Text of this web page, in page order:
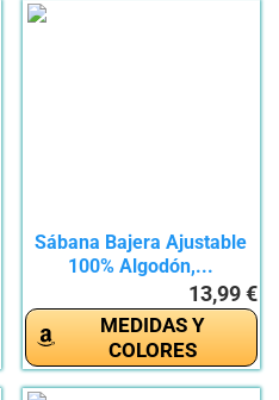
Sábana Bajera Ajustable
100% Algodón,...
13,99 €
MEDIDAS Y
COLORES